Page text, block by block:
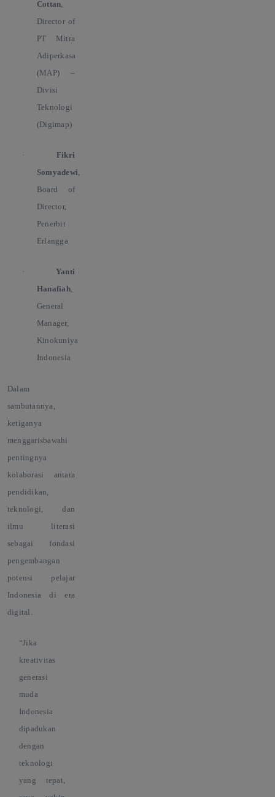
Cottan,
Director of
PT Mitra
Adiperkasa
(MAP) –
Divisi
Teknologi
(Digimap)
·
Fikri
Somyadewi,
Board of
Director,
Penerbit
Erlangga
·
Yanti
Hanafiah,
General
Manager,
Kinokuniya
Indonesia
Dalam
sambutannya,
ketiganya
menggarisbawahi
pentingnya
kolaborasi antara
pendidikan,
teknologi, dan
ilmu literasi
sebagai fondasi
pengembangan
potensi pelajar
Indonesia di era
digital.
“Jika
kreativitas
generasi
muda
Indonesia
dipadukan
dengan
teknologi
yang tepat,